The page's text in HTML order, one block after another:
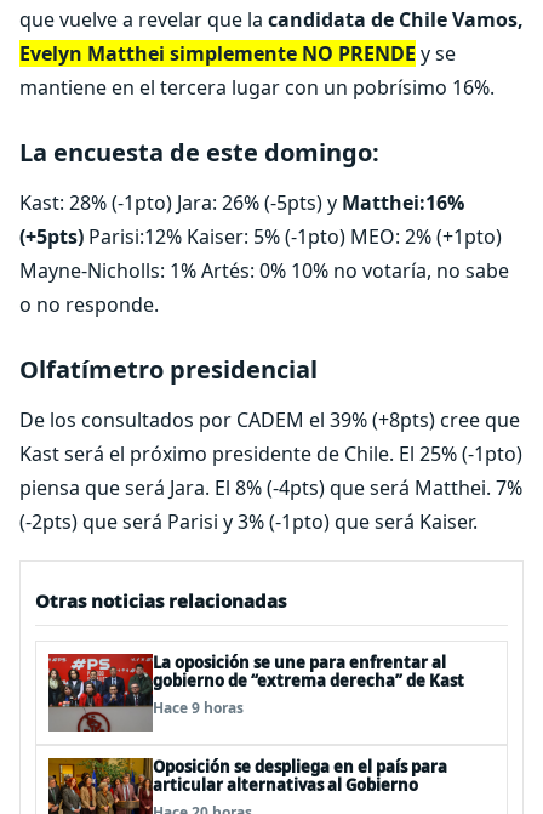
que vuelve a revelar que la candidata de Chile Vamos,
Evelyn Matthei simplemente NO PRENDE y se
mantiene en el tercera lugar con un pobrísimo 16%.
La encuesta de este domingo:
Kast: 28% (-1pto) Jara: 26% (-5pts) y Matthei:16%
(+5pts) Parisi:12% Kaiser: 5% (-1pto) MEO: 2% (+1pto)
Mayne-Nicholls: 1% Artés: 0% 10% no votaría, no sabe
o no responde.
Olfatímetro presidencial
De los consultados por CADEM el 39% (+8pts) cree que
Kast será el próximo presidente de Chile. El 25% (-1pto)
piensa que será Jara. El 8% (-4pts) que será Matthei. 7%
(-2pts) que será Parisi y 3% (-1pto) que será Kaiser.
Otras noticias relacionadas
La oposición se une para enfrentar al
gobierno de “extrema derecha” de Kast
Hace 9 horas
Oposición se despliega en el país para
articular alternativas al Gobierno